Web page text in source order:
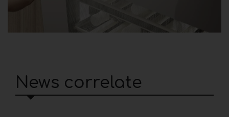
News correlate